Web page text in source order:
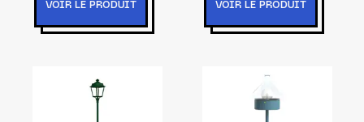
VOIR LE PRODUIT VOIR LE PRODUIT